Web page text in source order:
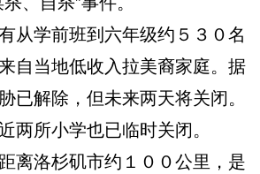
学前班到六年级约５３０名
自当地低收入拉美裔家庭。据
已解除，但未来两天将关闭。
两所小学也已临时关闭。
洛杉矶市约１００公里，是